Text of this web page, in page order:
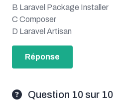
B Laravel Package Installer
C Composer
D Laravel Artisan
Réponse
Question 10 sur 10